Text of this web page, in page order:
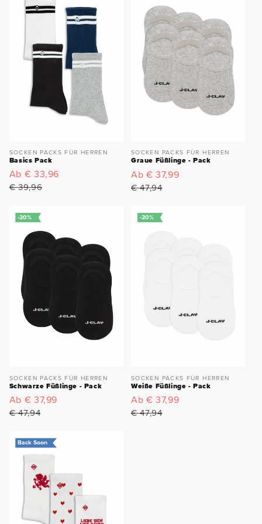
SOCKEN PACKS FÜR HERREN
Basics Pack
Verkaufspreis
Ab € 33,96
€ 39,96
SOCKEN PACKS FÜR HERREN
Graue Füßlinge - Pack
Verkaufspreis
Ab € 37,99
€ 47,94
-20%
SOCKEN PACKS FÜR HERREN
Schwarze Füßlinge - Pack
Verkaufspreis
Ab € 37,99
€ 47,94
-20%
SOCKEN PACKS FÜR HERREN
Weiße Füßlinge - Pack
Verkaufspreis
Ab € 37,99
€ 47,94
Back Soon